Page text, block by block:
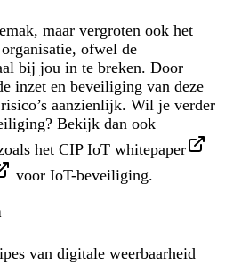
maar vergroten ook het
ofwel de
bij jou in te breken. Door
inzet en beveiliging van deze
aanzienlijk. Wil je verder
Bekijk dan ook
het CIP IoT whitepaper
voor IoT-beveiliging.
van digitale weerbaarheid